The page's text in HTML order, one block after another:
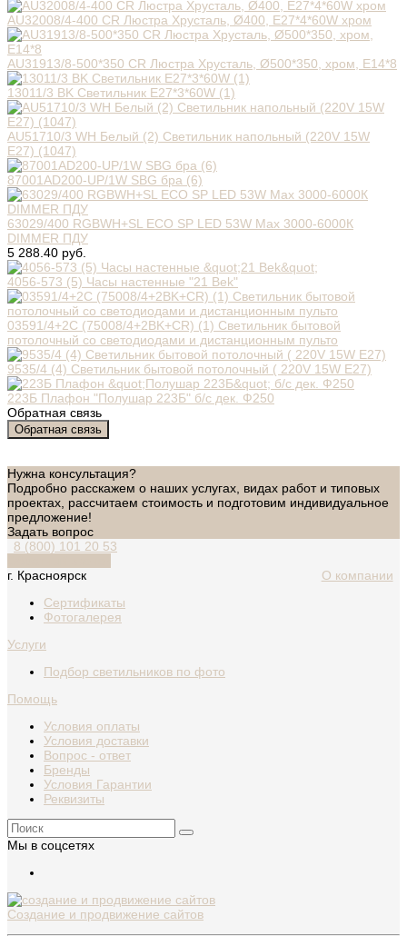
AU32008/4-400 CR Люстра Хрусталь, Ø400, E27*4*60W хром
AU31913/8-500*350 CR Люстра Хрусталь, Ø500*350, хром, Е14*8
13011/3 BK Светильник E27*3*60W (1)
AU51710/3 WH Белый (2) Светильник напольный (220V 15W
E27) (1047)
87001АD200-UP/1W SBG бра (6)
63029/400 RGBWH+SL ECO SP LED 53W Max 3000-6000К
DIMMER ПДУ
5 288.40 руб.
4056-573 (5) Часы настенные "21 Bek"
03591/4+2С (75008/4+2BK+CR) (1) Светильник бытовой
потолочный со светодиодами и дистанционным пульто
9535/4 (4) Светильник бытовой потолочный ( 220V 15W E27)
223Б Плафон "Полушар 223Б" б/с дек. Ф250
Обратная связь
Обратная связь
Нужна консультация?
Подробно расскажем о наших услугах, видах работ и типовых
проектах, рассчитаем стоимость и подготовим индивидуальное
предложение!
Задать вопрос
8 (800) 101 20 53
г. Красноярск
О компании
Сертификаты
Фотогалерея
Услуги
Подбор светильников по фото
Помощь
Условия оплаты
Условия доставки
Вопрос - ответ
Бренды
Условия Гарантии
Реквизиты
Мы в соцсетях
Создание и продвижение сайтов